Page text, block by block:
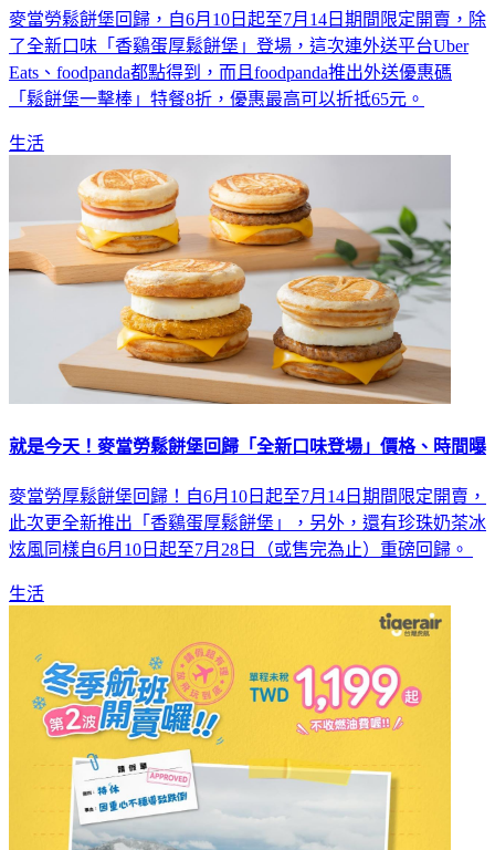
麥當勞鬆餅堡回歸，自6月10日起至7月14日期間限定開賣，除
了全新口味「香鷄蛋厚鬆餅堡」登場，這次連外送平台Uber
Eats、foodpanda都點得到，而且foodpanda推出外送優惠碼
「鬆餅堡一擊棒」特餐8折，優惠最高可以折抵65元。
生活
就是今天！麥當勞鬆餅堡回歸「全新口味登場」價格、時間曝
麥當勞厚鬆餅堡回歸！自6月10日起至7月14日期間限定開賣，
此次更全新推出「香鷄蛋厚鬆餅堡」，另外，還有珍珠奶茶冰
炫風同樣自6月10日起至7月28日（或售完為止）重磅回歸。
生活